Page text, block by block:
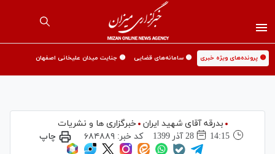
🟡 پرونده‌های ویژه خبری 🟡 سامانه‌های قضایی 🟡 جنایت میدان علیخانی اصفهان
بدرقه آقای شهید ایران
خبرگزاری ها و نشریات
14:15
28 آذر 1399 کد خبر: ۶۸۴۸۸۹ چاپ